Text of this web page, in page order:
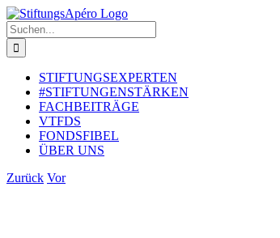
Zum
Inhalt
springen
Suche
nach:
STIFTUNGSEXPERTEN
#STIFTUNGENSTÄRKEN
FACHBEITRÄGE
VTFDS
FONDSFIBEL
ÜBER UNS
Zurück Vor